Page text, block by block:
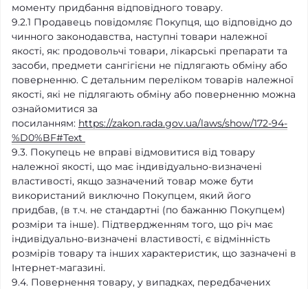
моменту придбання відповідного товару.
9.2.1 Продавець повідомляє Покупця, що відповідно до
чинного законодавства, наступні товари належної
якості, як: продовольчі товари, лікарські препарати та
засоби, предмети сангігієни не підлягають обміну або
поверненню. С детальним переліком товарів належної
якості, які не підлягають обміну або поверненню можна
ознайомитися за
посиланням: https://zakon.rada.gov.ua/laws/show/172-94-
%D0%BF#Text
9.3. Покупець не вправі відмовитися від товару
належної якості, що має індивідуально-визначені
властивості, якщо зазначений товар може бути
використаний виключно Покупцем, який його
придбав, (в т.ч. не стандартні (по бажанню Покупцем)
розміри та інше). Підтвердженням того, що річ має
індивідуально-визначені властивості, є відмінність
розмірів товару та інших характеристик, що зазначені в
Інтернет-магазині.
9.4. Повернення товару, у випадках, передбачених